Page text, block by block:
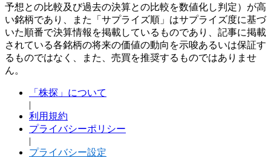
予想との比較及び過去の決算との比較を数値化し判定）が高
い銘柄であり、また「サプライズ順」はサプライズ度に基づ
いた順番で決算情報を掲載しているものであり、記事に掲載
されている各銘柄の将来の価値の動向を示唆あるいは保証す
るものではなく、また、売買を推奨するものではありませ
ん。
「株探」について
|
利用規約
プライバシーポリシー
|
プライバシー設定